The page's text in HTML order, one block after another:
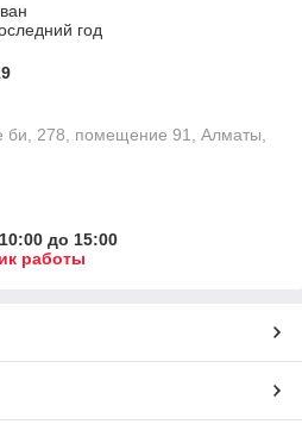
год
би, 278, помещение 91, Алматы,
до 15:00
работы